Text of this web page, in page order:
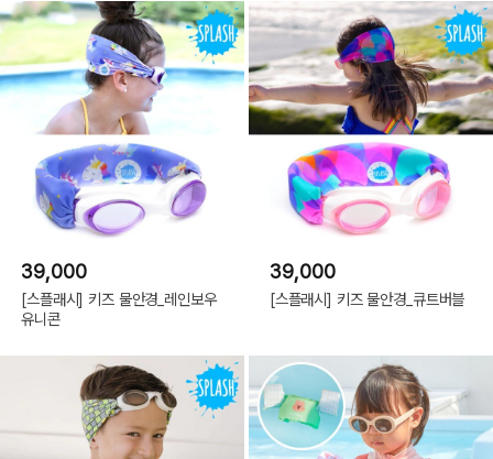
39,000
[스플래시] 키즈 물안경_레인보우
유니콘
39,000
[스플래시] 키즈 물안경_큐트버블